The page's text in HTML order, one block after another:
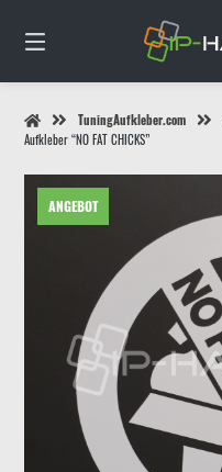
Inhalt
TuningAufkleber.com
Aufkleber “NO FAT CHICKS”
ANGEBOT